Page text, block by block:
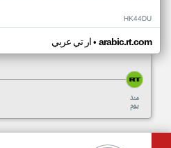
HK44DU
ار تي عربي• arabic.rt.com
منذ
يوم